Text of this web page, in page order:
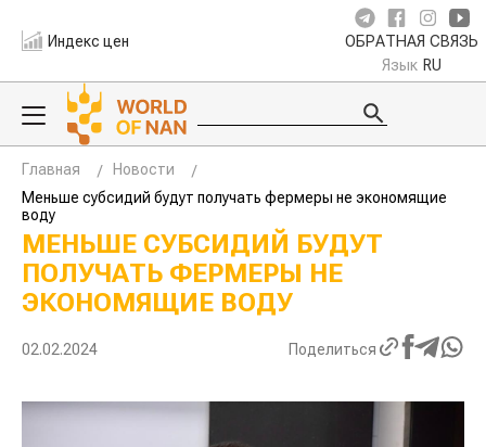
Индекс цен ОБРАТНАЯ СВЯЗЬ
Язык RU
Главная
Новости
Меньше субсидий будут получать фермеры не экономящие
воду
МЕНЬШЕ СУБСИДИЙ БУДУТ
ПОЛУЧАТЬ ФЕРМЕРЫ НЕ
ЭКОНОМЯЩИЕ ВОДУ
02.02.2024 Поделиться